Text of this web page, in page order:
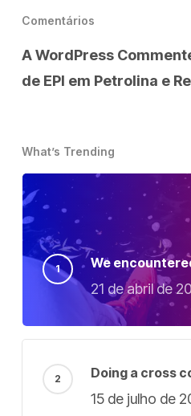
Comentários
A WordPress
de EPI em Petrolina e
What’s Trending
We
21 de abril de
Doing a cross
15 de julho de